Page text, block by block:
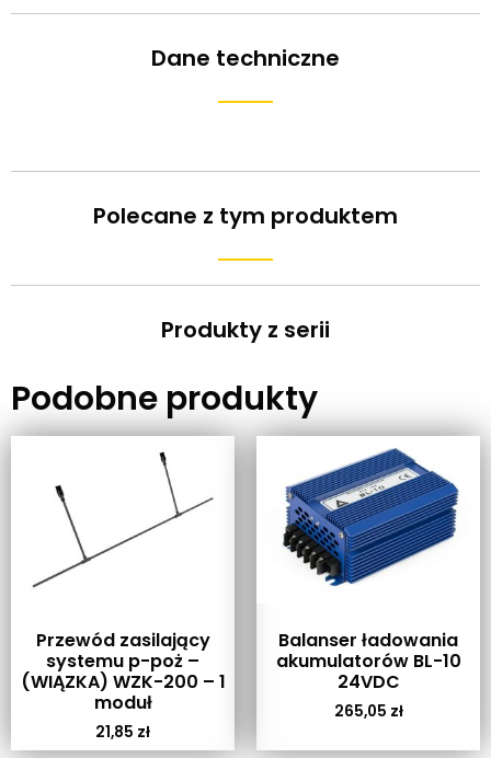
Dane techniczne
Polecane z tym produktem
Produkty z serii
Podobne produkty
Przewód zasilający
systemu p-poż –
(WIĄZKA) WZK-200 – 1
moduł
21,85 zł
Balanser ładowania
akumulatorów BL-10
24VDC
265,05 zł